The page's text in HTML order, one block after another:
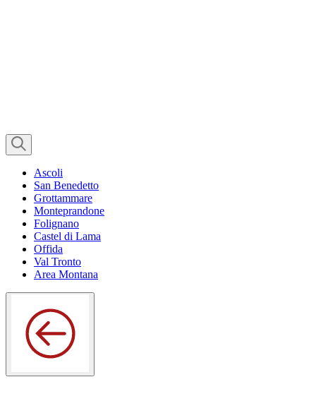
Ascoli
San Benedetto
Grottammare
Monteprandone
Folignano
Castel di Lama
Offida
Val Tronto
Area Montana